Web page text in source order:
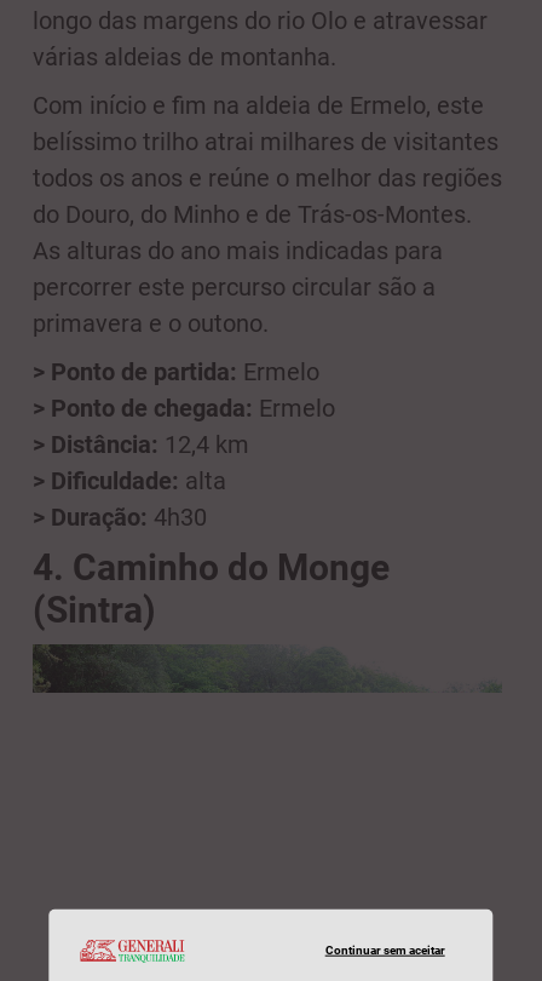
longo das margens do rio Olo e atravessar
várias aldeias de montanha.
Com início e fim na aldeia de Ermelo, este
belíssimo trilho atrai milhares de visitantes
todos os anos e reúne o melhor das regiões
do Douro, do Minho e de Trás-os-Montes.
As alturas do ano mais indicadas para
percorrer este percurso circular são a
primavera e o outono.
> Ponto de partida: Ermelo
> Ponto de chegada: Ermelo
> Distância: 12,4 km
> Dificuldade: alta
> Duração: 4h30
4. Caminho do Monge
(Sintra)
Continuar sem aceitar